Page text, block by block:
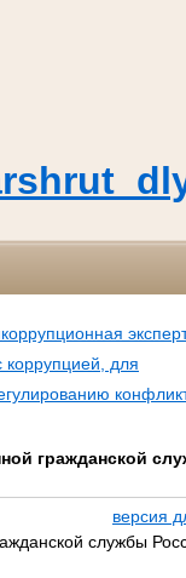
для
гражданской
версия
службы